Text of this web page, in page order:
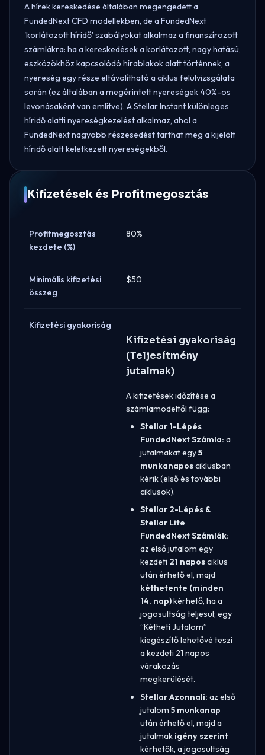
A hírek kereskedése általában megengedett a
FundedNext CFD modellekben, de a FundedNext
'korlátozott híridő' szabályokat alkalmaz a finanszírozott
számlákra: ha a kereskedések a korlátozott, nagy hatású,
eszközökhöz kapcsolódó hírablakok alatt történnek, a
nyereség egy része eltávolítható a ciklus felülvizsgálata
során (ez általában a megérintett nyereségek 40%-os
levonásaként van említve). A Stellar Instant különleges
híridő alatti nyereségkezelést alkalmaz, ahol a
FundedNext nagyobb részesedést tarthat meg a kijelölt
híridő alatt keletkezett nyereségekből.
Kifizetések és Profitmegosztás
Profitmegosztás
kezdete (%)
80%
Minimális kifizetési
összeg
$50
Kifizetési gyakoriság
Kifizetési gyakoriság
(Teljesítmény
jutalmak)
A kifizetések időzítése a
számlamodeltől függ:
Stellar 1-Lépés
FundedNext Számla: a
jutalmakat egy5
munkanaposciklusban
kérik (első és további
ciklusok).
Stellar 2-Lépés &
Stellar Lite
FundedNext Számlák:
az első jutalom egy
kezdeti 21 naposciklus
után érhető el, majd
kéthetente (minden
14. nap)kérhető, ha a
jogosultság teljesül; egy
“Kétheti Jutalom”
kiegészítő lehetővé teszi
a kezdeti 21 napos
várakozás
megkerülését.
Stellar Azonnali: az első
jutalom 5 munkanap
után érhető el, majd a
jutalmak igény szerint
kérhetők, a jogosultság